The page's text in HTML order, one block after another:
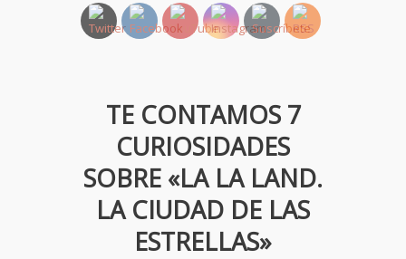
TE CONTAMOS 7
CURIOSIDADES
SOBRE «LA LA LAND.
LA CIUDAD DE LAS
ESTRELLAS»